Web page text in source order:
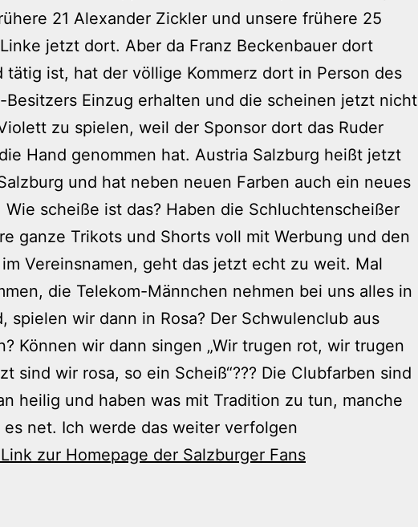
21 Alexander Zickler und unsere frühere 25
jetzt dort. Aber da Franz Beckenbauer dort
tätig ist, hat der völlige Kommerz dort in Person des
Besitzers Einzug erhalten und die scheinen jetzt nicht
zu spielen, weil der Sponsor dort das Ruder
Hand genommen hat. Austria Salzburg heißt jetzt
und hat neben neuen Farben auch ein neues
Wie scheiße ist das? Haben die Schluchtenscheißer
ganze Trikots und Shorts voll mit Werbung und den
Vereinsnamen, geht das jetzt echt zu weit. Mal
die Telekom-Männchen nehmen bei uns alles in
spielen wir dann in Rosa? Der Schwulenclub aus
Können wir dann singen „Wir trugen rot, wir trugen
sind wir rosa, so ein Scheiß“??? Die Clubfarben sind
heilig und haben was mit Tradition zu tun, manche
net. Ich werde das weiter verfolgen
zur Homepage der Salzburger Fans